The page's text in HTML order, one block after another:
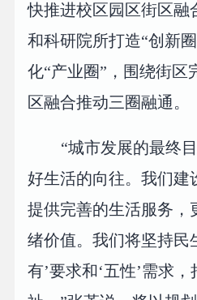
快推进校区园区街区融
和科研院所打造“创新
化“产业圈”，围绕街区
区融合推动三圈融通。
“城市发展的最终
好生活的向往。我们建
提供完善的生活服务，
绪价值。我们将坚持民
有’要求和‘五性’需求